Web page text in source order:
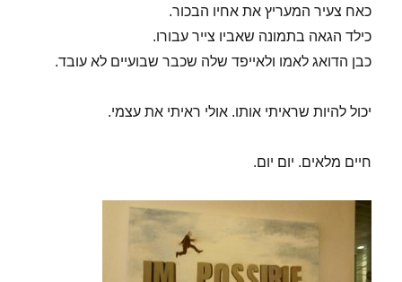
כאח צעיר המעריץ את אחיו הבכור.
כילד הגאה בתמונה שאביו צייר עבורו.
כבן הדואג לאמו ולאייפד שלה שכבר שבועיים לא עובד.
יכול להיות שראיתי אותו. אולי ראיתי את עצמי.
חיים מלאים. יום יום.